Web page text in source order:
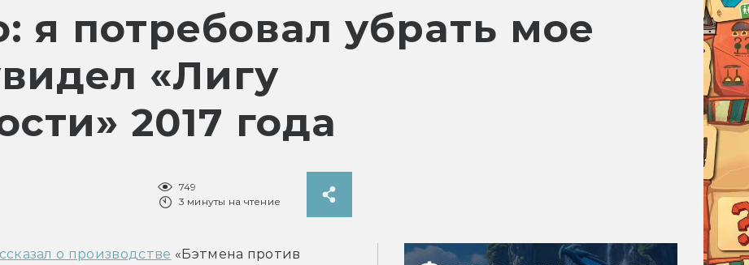
я потребовал убрать мое
«Лигу
2017 года
749
3 минуты на чтение
о производстве «Бэтмена против